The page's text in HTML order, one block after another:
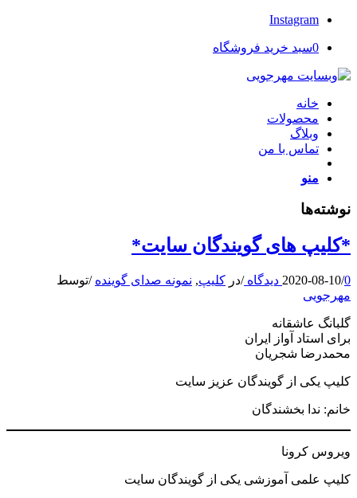
Instagram
0سبد خرید فروشگاه
خانه
محصولات
وبلاگ
تماس با من
منو
نوشته‌ها
*کلیپ های گویندگان سایت*
2020-08-10/0 دیدگاه /در کلیپ, نمونه صدای گوینده /توسط
مهرجویی
گلبانگ عاشقانه
برای استاد آواز ایران
محمدرضا شجریان
کلیپ یکی از گویندگان عزیز سایت
خانم: ندا بخشندگان
ویروس کرونا
کلیپ علمی آموزشی یکی از گویندگان سایت